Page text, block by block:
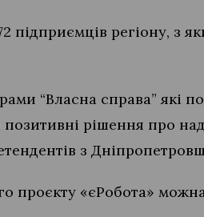
регіону, з
“Власна справа” які
рішення про
з
проєкту «єРобота»